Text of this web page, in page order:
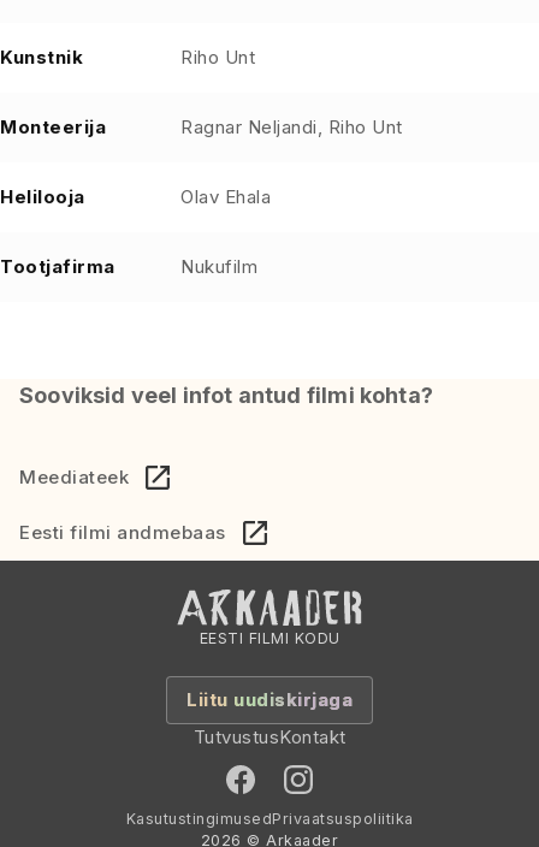
Kunstnik Riho Unt
Monteerija Ragnar Neljandi, Riho Unt
Helilooja Olav Ehala
Tootjafirma Nukufilm
Sooviksid veel infot antud filmi kohta?
Meediateek
Eesti filmi andmebaas
EESTI FILMI KODU
Liitu uudiskirjaga
TutvustusKontakt
KasutustingimusedPrivaatsuspoliitika
2026 © Arkaader